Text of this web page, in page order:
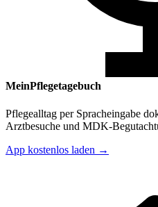
MeinPflegetagebuch
Pflegealltag per Spracheingabe
Arztbesuche und MDK-
App kostenlos laden →